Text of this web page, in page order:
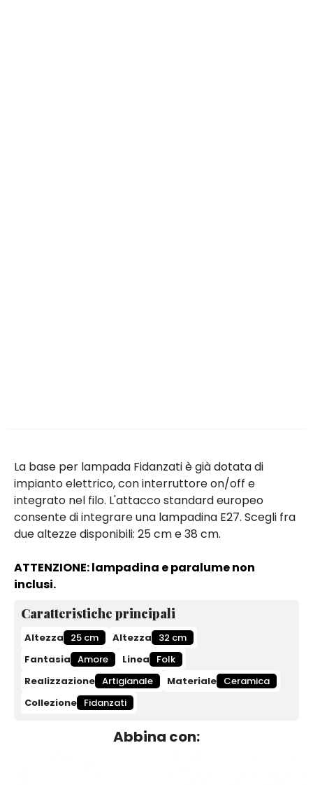
La base per lampada Fidanzati è già dotata di
impianto elettrico, con interruttore on/off e
integrato nel filo. L'attacco standard europeo
consente di integrare una lampadina E27. Scegli fra
due altezze disponibili: 25 cm e 38 cm.
ATTENZIONE: lampadina e paralume non
inclusi.
Caratteristiche principali
Altezza 25 cm Altezza
32 cm
Fantasia Amore Linea
Folk
Realizzazione Artigianale Materiale Ceramica
Collezione Fidanzati
Abbina con: